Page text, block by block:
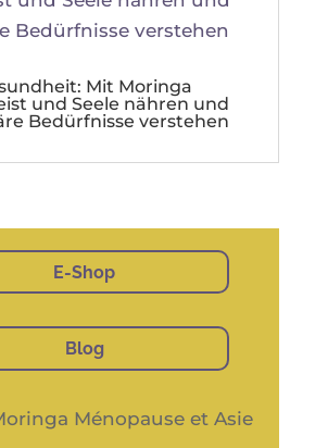
Mit Moringa
und Seele nähren und
Bedürfnisse verstehen
E-Shop
Blog